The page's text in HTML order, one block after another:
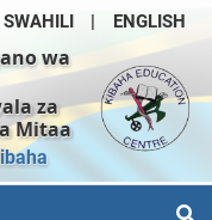
SWAHILI | ENGLISH
wa
za
Mitaa